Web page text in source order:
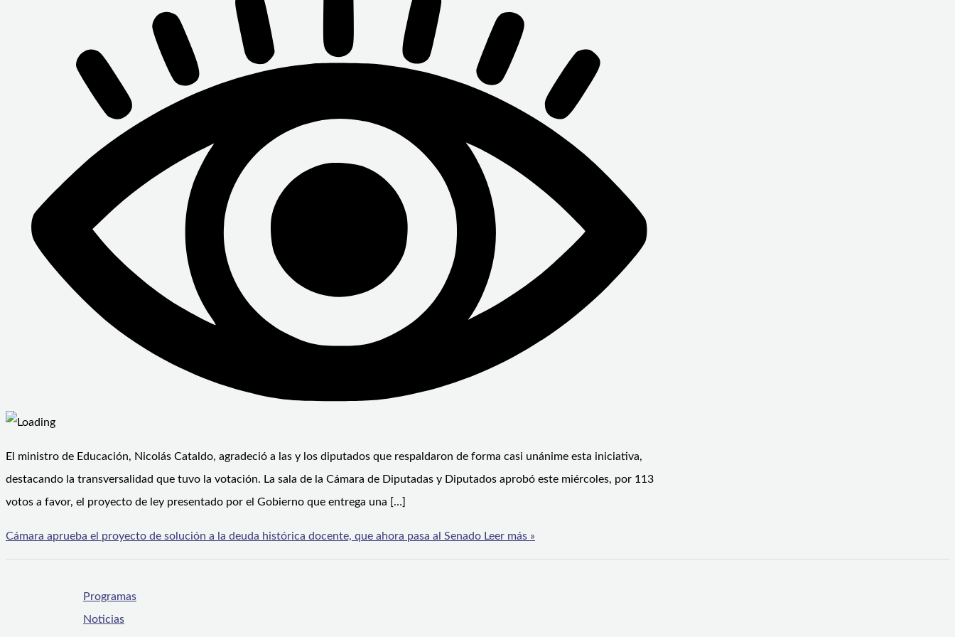
El ministro de Educación, Nicolás Cataldo, agradeció a las y los diputados que respaldaron de forma casi unánime esta iniciativa,
destacando la transversalidad que tuvo la votación. La sala de la Cámara de Diputadas y Diputados aprobó este miércoles, por 113
votos a favor, el proyecto de ley presentado por el Gobierno que entrega una […]
Cámara aprueba el proyecto de solución a la deuda histórica docente, que ahora pasa al Senado Leer más »
Programas
Noticias